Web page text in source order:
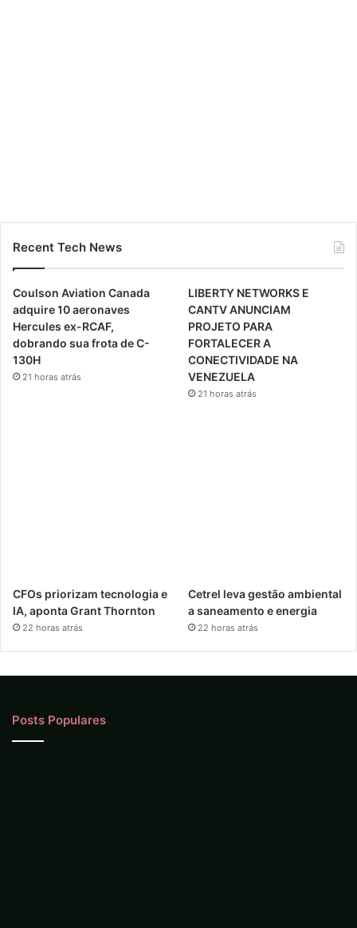
Recent Tech News
Coulson Aviation Canada
adquire 10 aeronaves
Hercules ex-RCAF,
dobrando sua frota de C-
130H
21 horas atrás
LIBERTY NETWORKS E
CANTV ANUNCIAM
PROJETO PARA
FORTALECER A
CONECTIVIDADE NA
VENEZUELA
21 horas atrás
CFOs priorizam tecnologia e
IA, aponta Grant Thornton
22 horas atrás
Cetrel leva gestão ambiental
a saneamento e energia
22 horas atrás
Posts Populares